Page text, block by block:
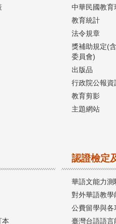
中華民國教育
教育統計
法令規章
獎補助規定(
委員會)
出版品
行政院公報資
教育剪影
主題網站
本
認證檢定
華語文能力測
對外華語教學
公費留學與各
臺灣台語語言